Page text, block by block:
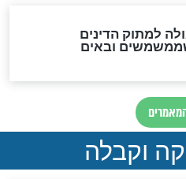
המשיח?
תהיה אפיקורסות
מאוד של